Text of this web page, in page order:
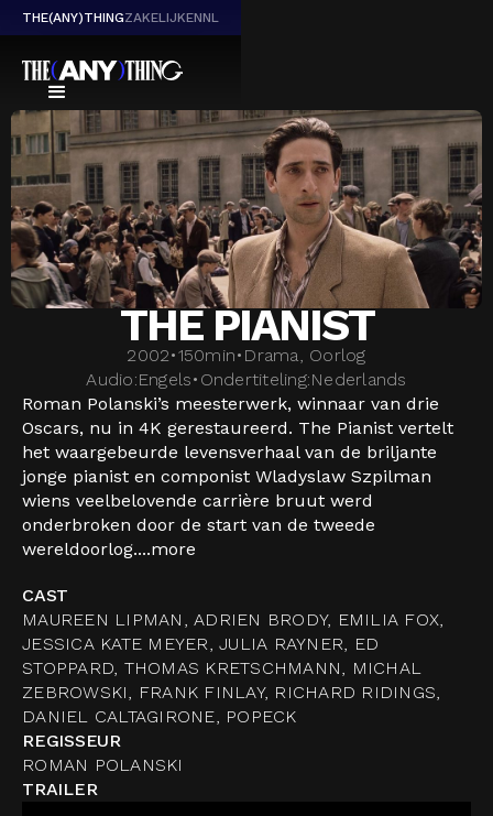
THE(ANY)THINGZAKELIJKENNL
THE PIANIST
2002•150min• Drama, Oorlog
Audio:Engels• Ondertiteling:Nederlands
Roman Polanski’s meesterwerk, winnaar van drie
Oscars, nu in 4K gerestaureerd. The Pianist vertelt
het waargebeurde levensverhaal van de briljante
jonge pianist en componist Wladyslaw Szpilman
wiens veelbelovende carrière bruut werd
onderbroken door de start van de tweede
wereldoorlog....more
CAST
MAUREEN LIPMAN, ADRIEN BRODY, EMILIA FOX,
JESSICA KATE MEYER, JULIA RAYNER, ED
STOPPARD, THOMAS KRETSCHMANN, MICHAL
ZEBROWSKI, FRANK FINLAY, RICHARD RIDINGS,
DANIEL CALTAGIRONE, POPECK
REGISSEUR
ROMAN POLANSKI
TRAILER